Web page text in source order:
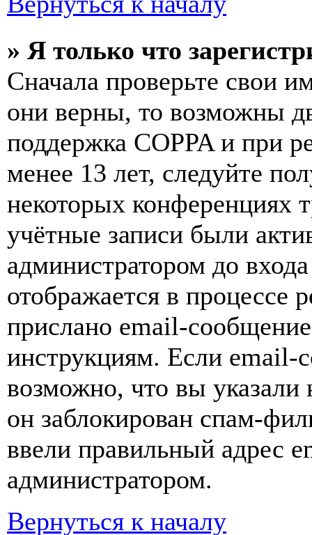
» Я только что
Сначала проверьте свои
они верны, то возможны
поддержка COPPA и при
менее 13 лет, следуйте
некоторых конференциях
учётные записи были
администратором до
отображается в процессе
прислано email-
инструкциям. Если email-
возможно, что вы
он заблокирован спам-
ввели правильный адрес
администратором.
Вернуться к началу